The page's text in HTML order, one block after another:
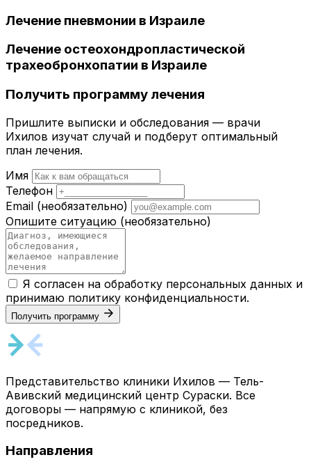
Лечение пневмонии в Израиле
Лечение остеохондропластической
трахеобронхопатии в Израиле
Получить программу лечения
Пришлите выписки и обследования — врачи
Ихилов изучат случай и подберут оптимальный
план лечения.
Имя
Телефон
Email (необязательно)
Опишите ситуацию (необязательно)
Я согласен на обработку персональных данных и
принимаю политику конфиденциальности.
Получить программу
Представительство клиники Ихилов — Тель-
Авивский медицинский центр Сураски. Все
договоры — напрямую с клиникой, без
посредников.
Направления